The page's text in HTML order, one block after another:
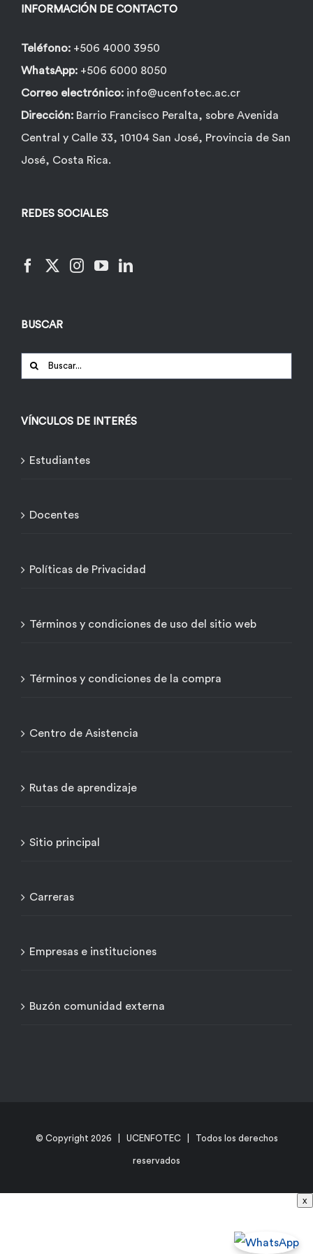
de
producto
INFORMACIÓN DE CONTACTO
Teléfono: +506 4000 3950
WhatsApp: +506 6000 8050
Correo electrónico: info@ucenfotec.ac.cr
Dirección: Barrio Francisco Peralta, sobre Avenida
Central y Calle 33, 10104 San José, Provincia de San
José, Costa Rica.
REDES SOCIALES
BUSCAR
Buscar:
VÍNCULOS DE INTERÉS
Estudiantes
Docentes
Políticas de Privacidad
Términos y condiciones de uso del sitio web
Términos y condiciones de la compra
Centro de Asistencia
Rutas de aprendizaje
Sitio principal
Carreras
Empresas e instituciones
Buzón comunidad externa
© Copyright 2026 | UCENFOTEC | Todos los derechos
reservados
x